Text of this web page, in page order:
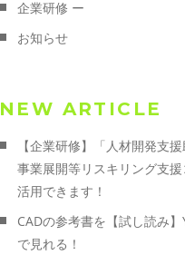
企業研修 ー
お知らせ
NEW ARTICLE
【企業研修】「人材開発支援
事業展開等リスキリング支
活用できます！
CADの参考書を【試し読み
で見れる！